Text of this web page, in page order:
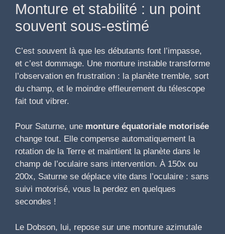
Monture et stabilité : un point
souvent sous-estimé
C’est souvent là que les débutants font l’impasse,
et c’est dommage. Une monture instable transforme
l’observation en frustration : la planète tremble, sort
du champ, et le moindre effleurement du télescope
fait tout vibrer.
Pour Saturne, une monture équatoriale motorisée
change tout. Elle compense automatiquement la
rotation de la Terre et maintient la planète dans le
champ de l’oculaire sans intervention. À 150x ou
200x, Saturne se déplace vite dans l’oculaire : sans
suivi motorisé, vous la perdez en quelques
secondes !
Le Dobson, lui, repose sur une monture azimutale